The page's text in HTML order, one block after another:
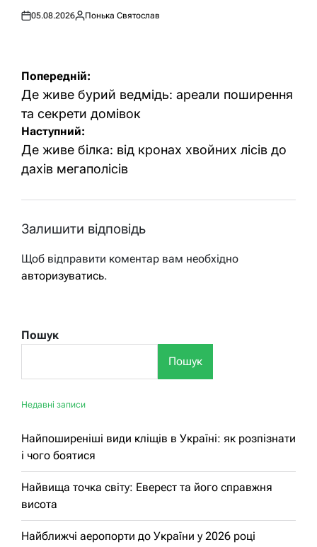
Оприлюднено
05.08.2026
Опубліковано
Понька Святослав
Навігація
записів
Попередній:
Де живе бурий ведмідь: ареали поширення
та секрети домівок
Наступний:
Де живе білка: від кронах хвойних лісів до
дахів мегаполісів
Залишити відповідь
Щоб відправити коментар вам необхідно
авторизуватись.
Пошук
Пошук
Недавні записи
Найпоширеніші види кліщів в Україні: як розпізнати
і чого боятися
Найвища точка світу: Еверест та його справжня
висота
Найближчі аеропорти до України у 2026 році